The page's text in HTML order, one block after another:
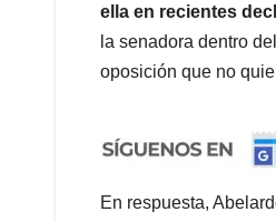
ella en recientes
la senadora dentro
oposición que no
En respuesta,